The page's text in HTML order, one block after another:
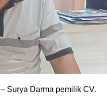
– ‎Surya Darma pemilik CV.